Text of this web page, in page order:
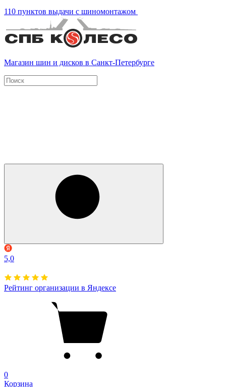
110 пунктов выдачи с шиномонтажом
Магазин шин и дисков в Санкт-Петербурге
5,0
Рейтинг организации в Яндексе
0
Корзина